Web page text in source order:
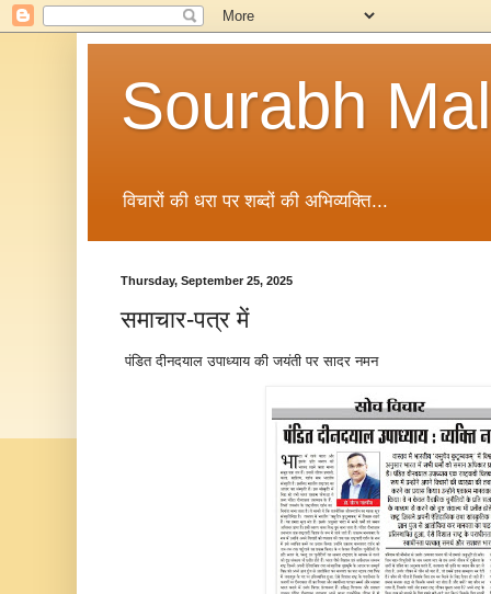
Sourabh
विचारों की धरा पर शब्दों की अभिव्यक्ति...
Thursday, September 25, 2025
समाचार-पत्र में
पंडित दीनदयाल उपाध्याय की जयंती पर सादर नमन